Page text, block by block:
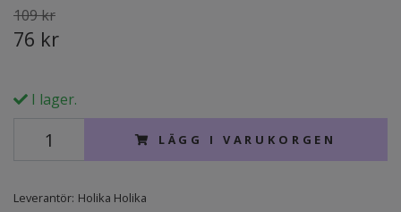
109 kr
76 kr
I lager.
LÄGG I VARUKORGEN
Leverantör: Holika Holika